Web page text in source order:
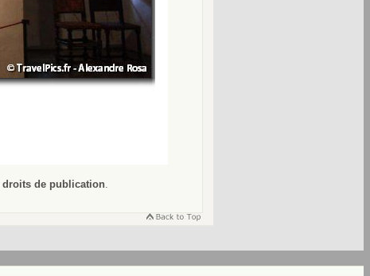
droits de publication.